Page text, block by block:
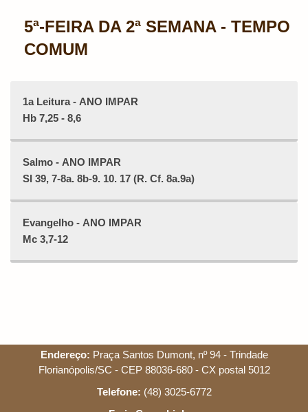
5ª-FEIRA DA 2ª SEMANA - TEMPO
COMUM
1a Leitura - ANO IMPAR
Hb 7,25 - 8,6
Salmo - ANO IMPAR
Sl 39, 7-8a. 8b-9. 10. 17 (R. Cf. 8a.9a)
Evangelho - ANO IMPAR
Mc 3,7-12
Endereço: Praça Santos Dumont, nº 94 - Trindade
Florianópolis/SC - CEP 88036-680 - CX postal 5012
Telefone: (48) 3025-6772